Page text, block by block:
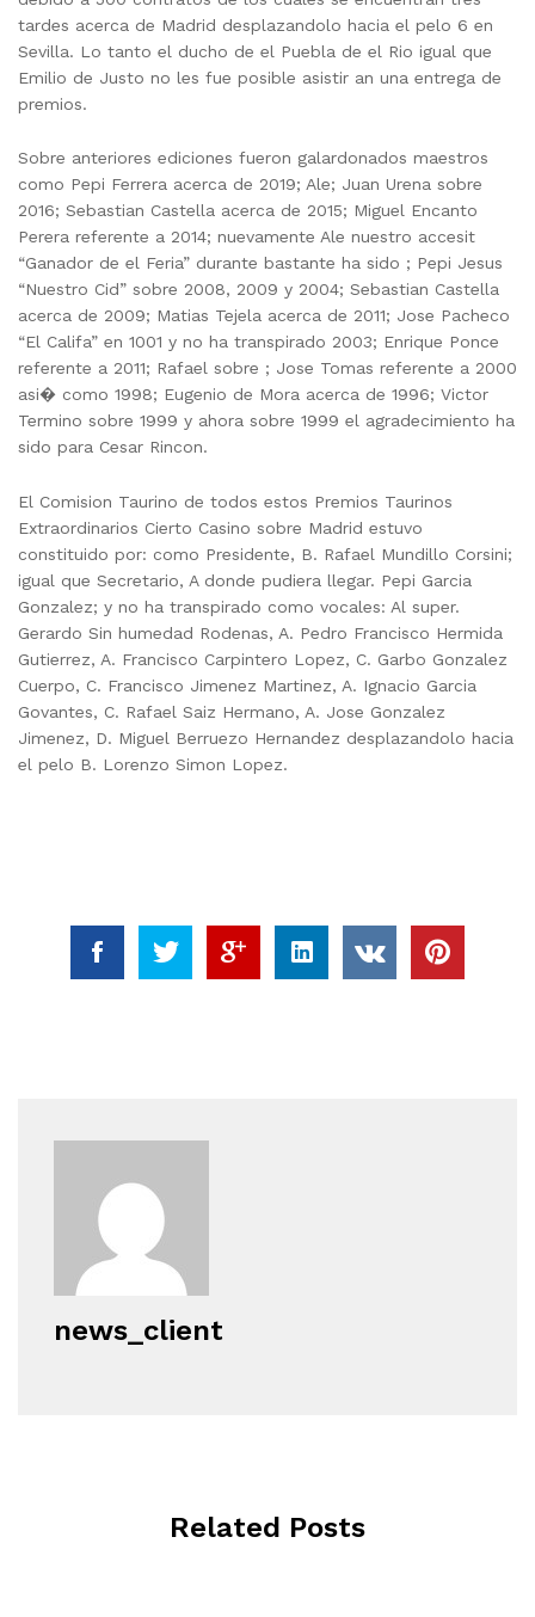
tardes acerca de Madrid desplazandolo hacia el pelo 6 en
Sevilla. Lo tanto el ducho de el Puebla de el Rio igual que
Emilio de Justo no les fue posible asistir an una entrega de
premios.
Sobre anteriores ediciones fueron galardonados maestros
como Pepi Ferrera acerca de 2019; Ale; Juan Urena sobre
2016; Sebastian Castella acerca de 2015; Miguel Encanto
Perera referente a 2014; nuevamente Ale nuestro accesit
“Ganador de el Feria” durante bastante ha sido ; Pepi Jesus
“Nuestro Cid” sobre 2008, 2009 y 2004; Sebastian Castella
acerca de 2009; Matias Tejela acerca de 2011; Jose Pacheco
“El Califa” en 1001 y no ha transpirado 2003; Enrique Ponce
referente a 2011; Rafael sobre ; Jose Tomas referente a 2000
asi� como 1998; Eugenio de Mora acerca de 1996; Victor
Termino sobre 1999 y ahora sobre 1999 el agradecimiento ha
sido para Cesar Rincon.
El Comision Taurino de todos estos Premios Taurinos
Extraordinarios Cierto Casino sobre Madrid estuvo
constituido por: como Presidente, B. Rafael Mundillo Corsini;
igual que Secretario, A donde pudiera llegar. Pepi Garcia
Gonzalez; y no ha transpirado como vocales: Al super.
Gerardo Sin humedad Rodenas, A. Pedro Francisco Hermida
Gutierrez, A. Francisco Carpintero Lopez, C. Garbo Gonzalez
Cuerpo, C. Francisco Jimenez Martinez, A. Ignacio Garcia
Govantes, C. Rafael Saiz Hermano, A. Jose Gonzalez
Jimenez, D. Miguel Berruezo Hernandez desplazandolo hacia
el pelo B. Lorenzo Simon Lopez.
news_client
Related Posts